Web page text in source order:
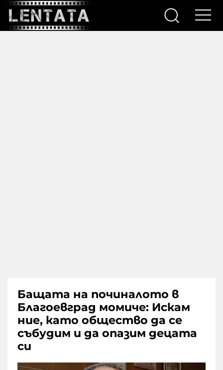
Бащата на починалото в
Благоевград момиче: Искам
ние, като общество да се
събудим и да опазим децата
си